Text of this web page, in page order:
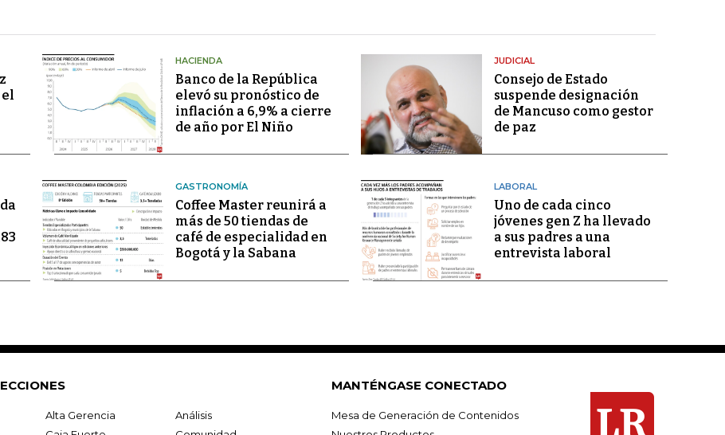
HACIENDA
Banco de la República
elevó su pronóstico de
inflación a 6,9% a cierre
de año por El Niño
JUDICIAL
Consejo de Estado
suspende designación
de Mancuso como gestor
de paz
GASTRONOMÍA
Coffee Master reunirá a
más de 50 tiendas de
café de especialidad en
Bogotá y la Sabana
LABORAL
Uno de cada cinco
jóvenes gen Z ha llevado
a sus padres a una
entrevista laboral
Alta Gerencia
Análisis
MANTÉNGASE CONECTADO
Mesa de Generación de Contenidos